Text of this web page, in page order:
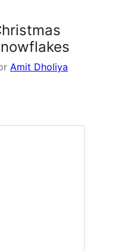
Amit Dholiya